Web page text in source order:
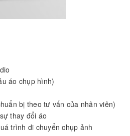
áo chụp hình)
bị theo tư vấn của nhân viên)
thay đổi áo
trình di chuyển chụp ảnh